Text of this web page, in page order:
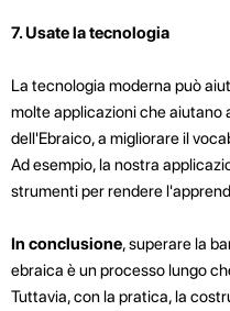
7. Usate la tecnologia
La tecnologia moderna può
molte applicazioni che aiutano
dell'Ebraico, a migliorare il
Ad esempio, la nostra
strumenti per rendere
In conclusione, superare la
ebraica è un processo lungo
Tuttavia, con la pratica, la